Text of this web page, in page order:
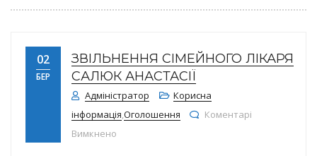
02
БЕР
ЗВІЛЬНЕННЯ СІМЕЙНОГО ЛІКАРЯ
САЛЮК АНАСТАСІЇ
Адміністратор
Корисна
інформація Оголошення
Коментарі
Вимкнено